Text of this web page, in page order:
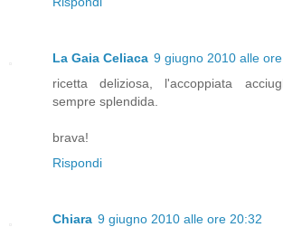
La Gaia Celiaca 9 giugno 2010 alle
ricetta deliziosa, l'accoppiata
sempre splendida.
brava!
Rispondi
Chiara 9 giugno 2010 alle ore 20:32